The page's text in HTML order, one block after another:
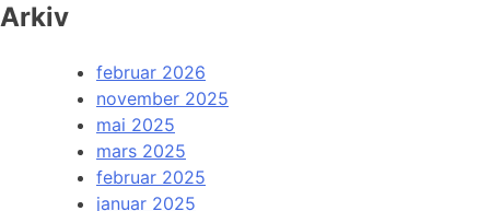
Arkiv
februar 2026
november 2025
mai 2025
mars 2025
februar 2025
januar 2025